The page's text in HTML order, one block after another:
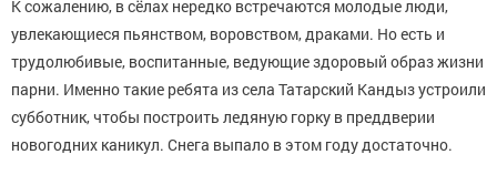
К сожалению, в сёлах нередко встречаются молодые люди,
увлекающиеся пьянством, воровством, драками. Но есть и
трудолюбивые, воспитанные, ведующие здоровый образ жизни
парни. Именно такие ребята из села Татарский Кандыз устроили
субботник, чтобы построить ледяную горку в преддверии
новогодних каникул. Снега выпало в этом году достаточно.